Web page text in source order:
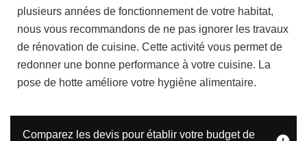
plusieurs années de fonctionnement de votre habitat,
nous vous recommandons de ne pas ignorer les travaux
de rénovation de cuisine. Cette activité vous permet de
redonner une bonne performance à votre cuisine. La
pose de hotte améliore votre hygiène alimentaire.
Comparez les devis pour établir votre budget de